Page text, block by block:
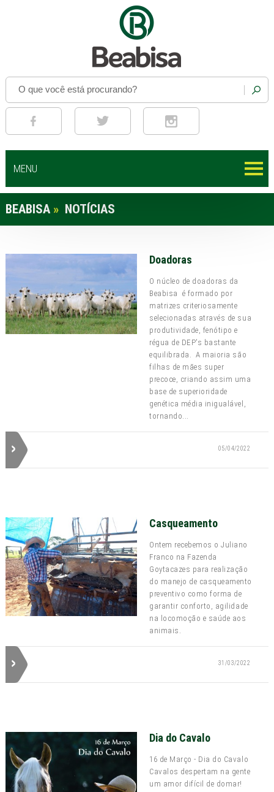
MENU
BEABISA » NOTÍCIAS
Doadoras
O núcleo de doadoras da
Beabisa é formado por
matrizes criteriosamente
selecionadas através de sua
produtividade, fenótipo e
régua de DEP's bastante
equilibrada. A maioria são
filhas de mães super
precoce, criando assim uma
base de superioridade
genética média inigualável,
tornando...
05/04/2022
Casqueamento
Ontem recebemos o Juliano
Franco na Fazenda
Goytacazes para realização
do manejo de casqueamento
preventivo como forma de
garantir conforto, agilidade
na locomoção e saúde aos
animais.
31/03/2022
Dia do Cavalo
16 de Março - Dia do Cavalo
Cavalos despertam na gente
um amor difícil de domar!